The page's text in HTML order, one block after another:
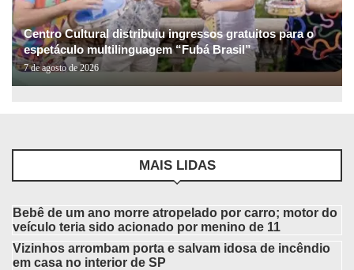
Centro Cultural distribuiu ingressos gratuitos para o
espetáculo multilinguagem “Fubá Brasil”
7 de agosto de 2026
MAIS LIDAS
Bebê de um ano morre atropelado por carro; motor do
veículo teria sido acionado por menino de 11
Vizinhos arrombam porta e salvam idosa de incêndio
em casa no interior de SP